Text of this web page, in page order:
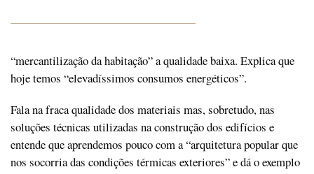
“mercantilização da habitação” a qualidade baixa. Explica que
hoje temos “elevadíssimos consumos energéticos”.
Fala na fraca qualidade dos materiais mas, sobretudo, nas
soluções técnicas utilizadas na construção dos edifícios e
entende que aprendemos pouco com a “arquitetura popular que
nos socorria das condições térmicas exteriores” e dá o exemplo